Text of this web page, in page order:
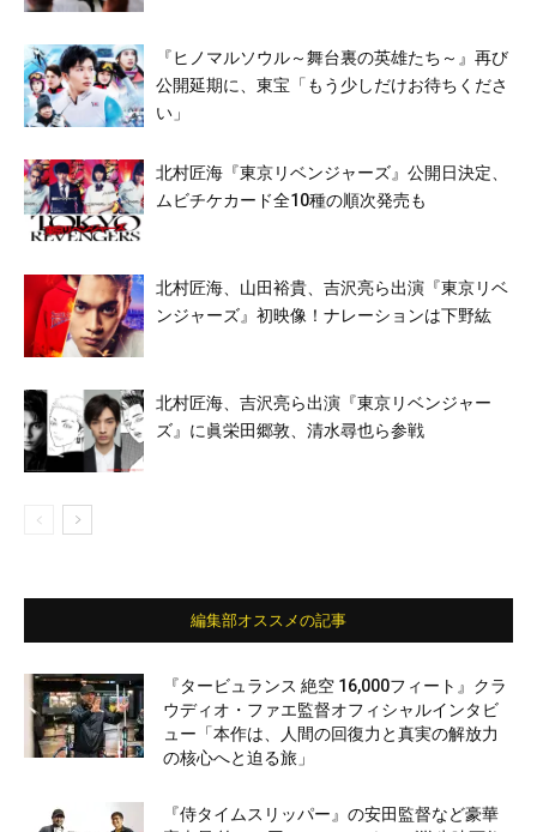
『ヒノマルソウル～舞台裏の英雄たち～』再び
公開延期に、東宝「もう少しだけお待ちくださ
い」
北村匠海『東京リベンジャーズ』公開日決定、
ムビチケカード全10種の順次発売も
北村匠海、山田裕貴、吉沢亮ら出演『東京リベ
ンジャーズ』初映像！ナレーションは下野紘
北村匠海、吉沢亮ら出演『東京リベンジャー
ズ』に眞栄田郷敦、清水尋也ら参戦
編集部オススメの記事
『タービュランス 絶空 16,000フィート』クラ
ウディオ・ファエ監督オフィシャルインタビ
ュー「本作は、人間の回復力と真実の解放力
の核心へと迫る旅」
『侍タイムスリッパー』の安田監督など豪華